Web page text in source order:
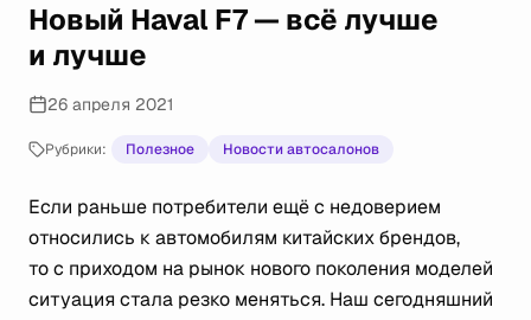
Новый Haval F7 — всё лучше
и лучше
26 апреля 2021
Рубрики: Полезное Новости автосалонов
Если раньше потребители ещё с недоверием
относились к автомобилям китайских брендов,
то с приходом на рынок нового поколения моделей
ситуация стала резко меняться. Наш сегодняшний